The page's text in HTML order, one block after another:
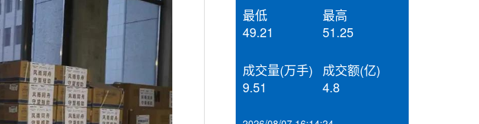
最低
49.21
最高
51.25
成交量(万手)
9.51
成交额(亿)
4.8